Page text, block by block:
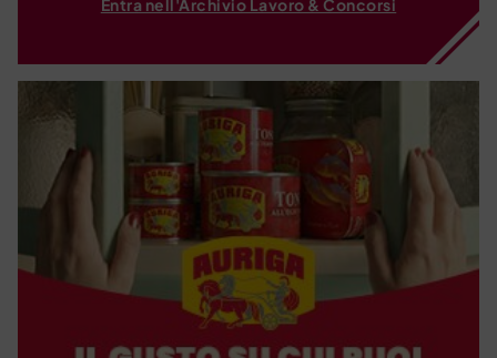
Entra nell'Archivio Lavoro & Concorsi